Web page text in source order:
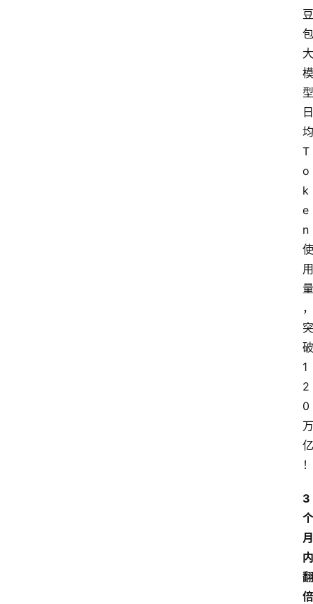
豆
包
大
模
型
日
均
T
o
k
e
n
使
用
量
，
突
破
1
2
0
万
亿
！
3
个
月
内
翻
倍